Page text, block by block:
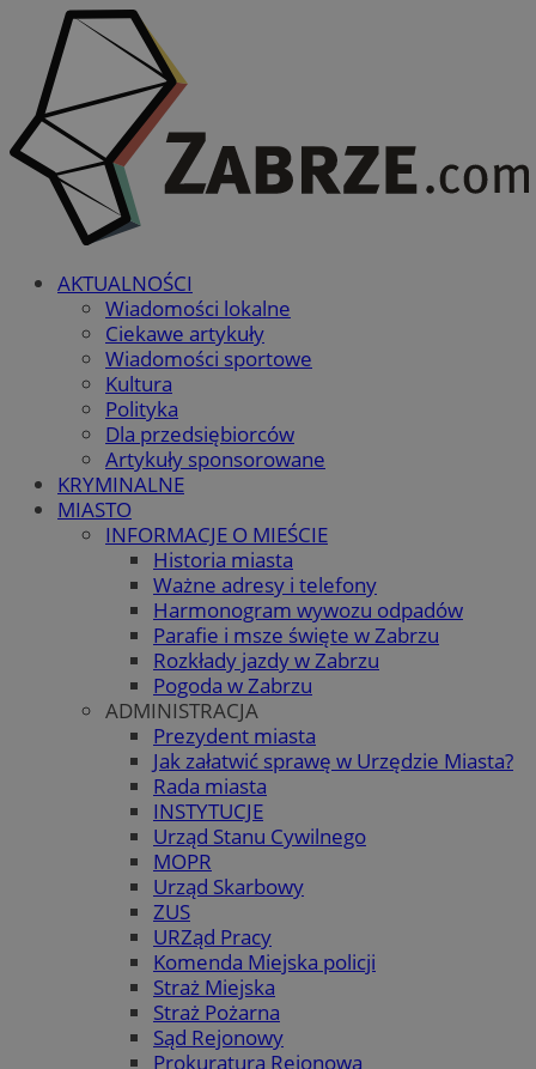
AKTUALNOŚCI
Wiadomości lokalne
Ciekawe artykuły
Wiadomości sportowe
Kultura
Polityka
Dla przedsiębiorców
Artykuły sponsorowane
KRYMINALNE
MIASTO
INFORMACJE O MIEŚCIE
Historia miasta
Ważne adresy i telefony
Harmonogram wywozu odpadów
Parafie i msze święte w Zabrzu
Rozkłady jazdy w Zabrzu
Pogoda w Zabrzu
ADMINISTRACJA
Prezydent miasta
Jak załatwić sprawę w Urzędzie Miasta?
Rada miasta
INSTYTUCJE
Urząd Stanu Cywilnego
MOPR
Urząd Skarbowy
ZUS
URZąd Pracy
Komenda Miejska policji
Straż Miejska
Straż Pożarna
Sąd Rejonowy
Prokuratura Rejonowa